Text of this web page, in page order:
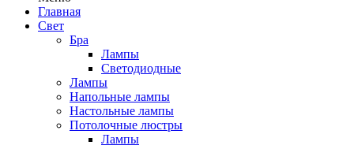
Главная
Свет
Бра
Лампы
Светодиодные
Лампы
Напольные лампы
Настольные лампы
Потолочные люстры
Лампы